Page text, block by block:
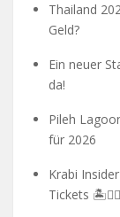
Thailand
Geld?
Ein neuer
da!
Pileh
für 2026
Krabi
Tickets 🏝️🧗‍♂️